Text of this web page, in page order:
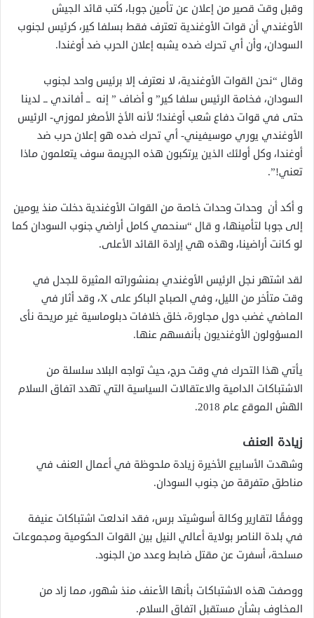
وقبل وقت قصير من إعلان عن تأمين جوبا، كتب قائد الجيش
الأوغندي أن قوات الأوغندية تعترف فقط بسلفا كير، كرئيس لجنوب
السودان، وأن أي تحرك ضده يشبه إعلان الحرب ضد أوغندا.
وقال “نحن القوات الأوغندية، لا نعترف إلا برئيس واحد لجنوب
السودان، فخامة الرئيس سلفا كير” و أضاف ” إنه ــ أفاندي ــ لدينا
حتى في قوات دفاع شعب أوغندا؛ لأنه الأخ الأصغر لموزي- الرئيس
الأوغندي يوري موسيفيني- أي تحرك ضده هو إعلان حرب ضد
أوغندا، وكل أولئك الذين يرتكبون هذه الجريمة سوف يتعلمون ماذا
تعني!”.
و أكد أن وحدات وحدات خاصة من القوات الأوغندية دخلت منذ يومين
إلى جوبا لتأمينها، و قال “سنحمي كامل أراضي جنوب السودان كما
لو كانت أراضينا، وهذه هي إرادة القائد الأعلى.
لقد اشتهر نجل الرئيس الأوغندي بمنشوراته المثيرة للجدل في
وقت متأخر من الليل، وفي الصباح الباكر على X، وقد أثار في
الماضي غضب دول مجاورة، خلق خلافات دبلوماسية غير مريحة نأى
المسؤولون الأوغنديون بأنفسهم عنها.
يأتي هذا التحرك في وقت حرج، حيث تواجه البلاد سلسلة من
الاشتباكات الدامية والاعتقالات السياسية التي تهدد اتفاق السلام
الهش الموقع عام 2018.
زيادة العنف
وشهدت الأسابيع الأخيرة زيادة ملحوظة في أعمال العنف في
مناطق متفرقة من جنوب السودان.
ووفقًا لتقارير وكالة أسوشيتد برس، فقد اندلعت اشتباكات عنيفة
في بلدة الناصر بولاية أعالي النيل بين القوات الحكومية ومجموعات
مسلحة، أسفرت عن مقتل ضابط وعدد من الجنود.
ووصفت هذه الاشتباكات بأنها الأعنف منذ شهور، مما زاد من
المخاوف بشأن مستقبل اتفاق السلام.